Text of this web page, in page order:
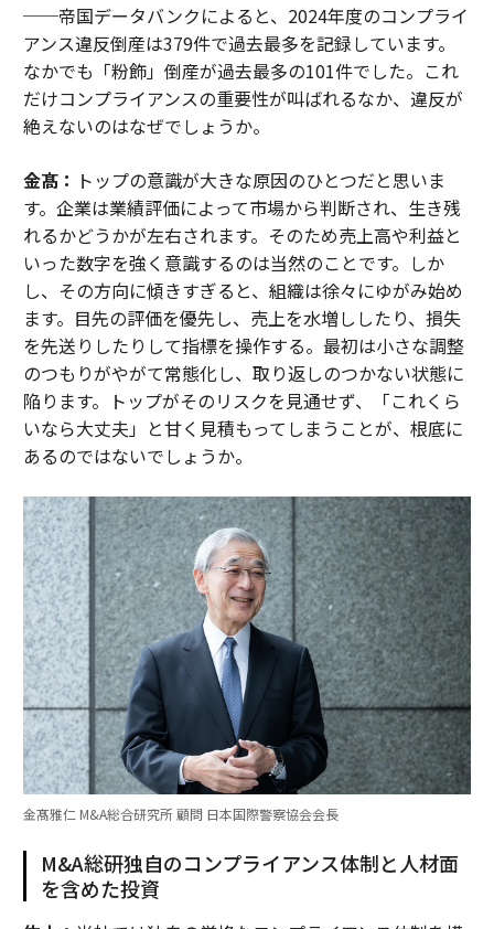
──帝国データバンクによると、2024年度のコンプライ
アンス違反倒産は379件で過去最多を記録しています。
なかでも「粉飾」倒産が過去最多の101件でした。これ
だけコンプライアンスの重要性が叫ばれるなか、違反が
絶えないのはなぜでしょうか。
金髙： トップの意識が大きな原因のひとつだと思いま
す。企業は業績評価によって市場から判断され、生き残
れるかどうかが左右されます。そのため売上高や利益と
いった数字を強く意識するのは当然のことです。しか
し、その方向に傾きすぎると、組織は徐々にゆがみ始め
ます。目先の評価を優先し、売上を水増ししたり、損失
を先送りしたりして指標を操作する。最初は小さな調整
のつもりがやがて常態化し、取り返しのつかない状態に
陥ります。トップがそのリスクを見通せず、「これくら
いなら大丈夫」と甘く見積もってしまうことが、根底に
あるのではないでしょうか。
金髙雅仁 M&A総合研究所 顧問 日本国際警察協会会長
M&A総研独自のコンプライアンス体制と人材面
を含めた投資